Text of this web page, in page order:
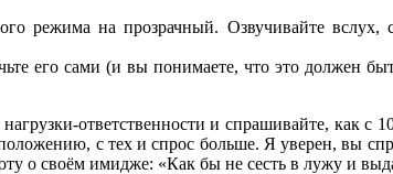
режима на прозрачный. Озвучивайте
его сами (и вы понимаете, что это должен
ответственности и спрашивайте, как
с тех и спрос больше. Я уверен, вы
о своём имидже: «Как бы не сесть в лужу и